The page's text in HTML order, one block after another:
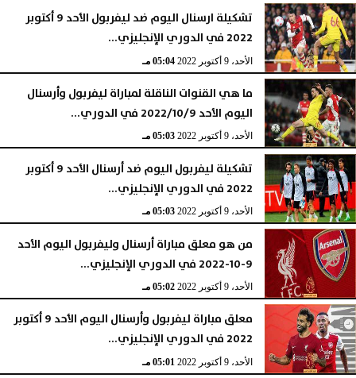
تشكيلة ارسنال اليوم ضد ليفربول الأحد 9 أكتوبر
2022 في الدوري الإنجليزي...
الأحد، 9 أكتوبر 2022 05:04 مـ
ما هي القنوات الناقلة لمباراة ليفربول وأرسنال
اليوم الأحد 2022/10/9 في الدوري...
الأحد، 9 أكتوبر 2022 05:03 مـ
تشكيلة ليفربول اليوم ضد أرسنال الأحد 9 أكتوبر
2022 في الدوري الإنجليزي...
الأحد، 9 أكتوبر 2022 05:03 مـ
من هو معلق مباراة أرسنال وليفربول اليوم الأحد
9-10-2022 في الدوري الإنجليزي...
الأحد، 9 أكتوبر 2022 05:02 مـ
معلق مباراة ليفربول وأرسنال اليوم الأحد 9 أكتوبر
2022 في الدوري الإنجليزي...
الأحد، 9 أكتوبر 2022 05:01 مـ